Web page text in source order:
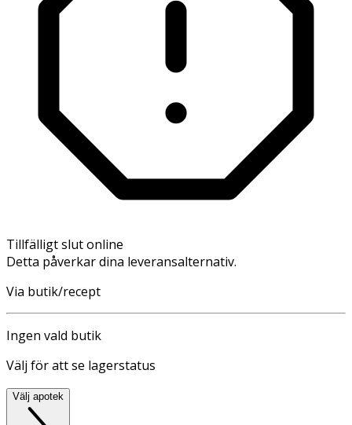
Tillfälligt slut online
Detta påverkar dina leveransalternativ.
Via butik/recept
Ingen vald butik
Välj för att se lagerstatus
Välj apotek